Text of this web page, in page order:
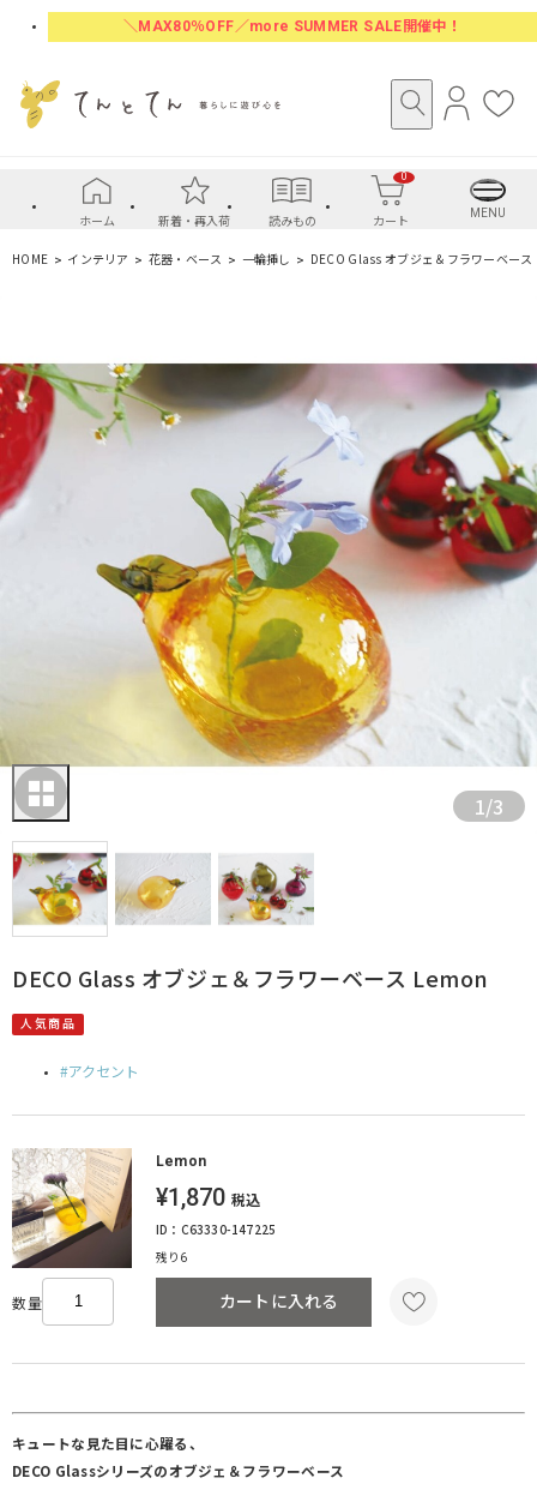
＼MAX80％OFF／more SUMMER SALE開催中！
に
入
り
ホーム 新着・再入荷 読みもの カート
0
MENU
HOME インテリア 花器・ベース 一輪挿し DECO Glass オブジェ＆フラワーベース
1/3
DECO Glass オブジェ＆フラワーベース Lemon
人気商品
アクセント
Lemon
¥1,870 税込
ID：C63330-147225
残り6
数量 カートに入れる
キュートな見た目に心躍る、
DECO Glassシリーズのオブジェ＆フラワーベース